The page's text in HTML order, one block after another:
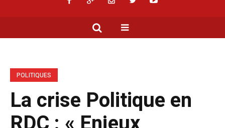
POLITIQUES
La crise Politique en